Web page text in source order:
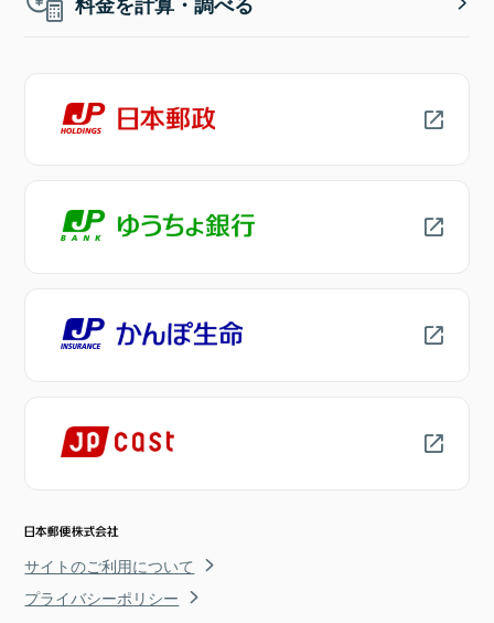
サイトのご利用について
プライバシーポリシー